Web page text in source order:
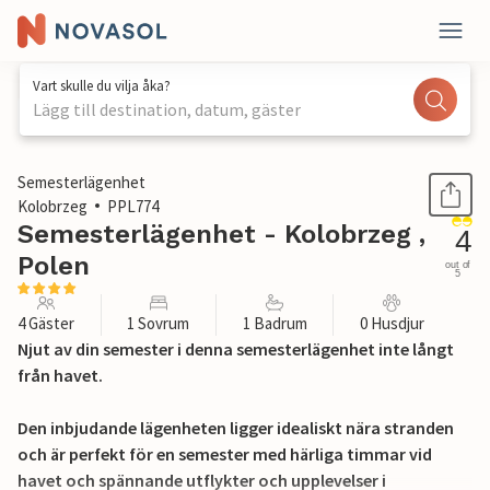
Vart skulle du vilja åka?
Lägg till destination, datum, gäster
1 / 19
Semesterlägenhet
Kolobrzeg
PPL774
Semesterlägenhet - Kolobrzeg ,
Polen
4
out of
5
4 Gäster 1 Sovrum 1 Badrum 0 Husdjur
Njut av din semester i denna semesterlägenhet inte långt
från havet.
Den inbjudande lägenheten ligger idealiskt nära stranden
och är perfekt för en semester med härliga timmar vid
havet och spännande utflykter och upplevelser i